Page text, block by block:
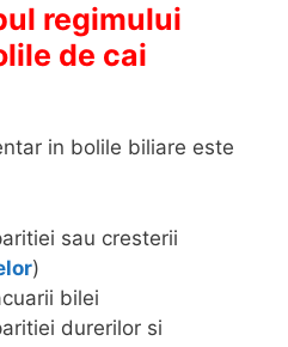
regimului
de cai
in bolile biliare este
sau cresterii
)
bilei
durerilor si